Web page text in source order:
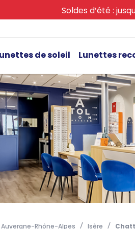
Soldes d’été :
de soleil Lunettes
Auvergne-Rhône-Alpes Isère